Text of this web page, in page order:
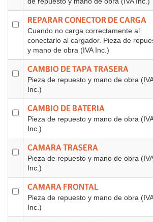
REPARAR CONECTOR DE CARGA
Cuando no carga correctamente al
conectarlo al cargador. Pieza de
y mano de obra (IVA Inc.)
CAMBIO DE TAPA TRASERA
Pieza de repuesto y mano de obra (IVA
Inc.)
CAMBIO DE BATERIA
Pieza de repuesto y mano de obra (IVA
Inc.)
CAMARA TRASERA
Pieza de repuesto y mano de obra (IVA
Inc.)
CAMARA FRONTAL
Pieza de repuesto y mano de obra (IVA
Inc.)